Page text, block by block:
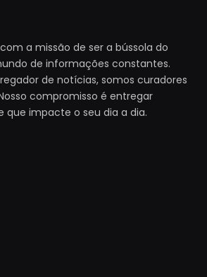
a missão de ser a bússola do
de informações constantes.
de notícias, somos curadores
compromisso é entregar
que impacte o seu dia a dia.